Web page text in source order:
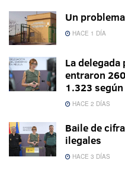
Un
HACE 1 DÍA
La
entraron
1.323
HACE 2 DÍAS
Baile de
ilegales
HACE 3 DÍAS